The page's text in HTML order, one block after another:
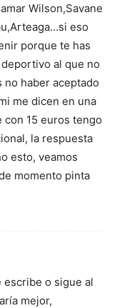
Wilson,Savane
eso
porque te has
al que no
haber aceptado
me dicen en una
15 euros tengo
la respuesta
esto, veamos
momento pinta
escribe o sigue al
mejor,